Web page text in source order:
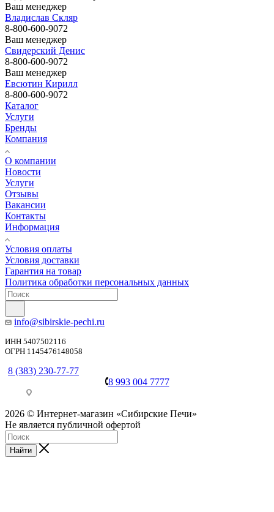
Ваш менеджер
Владислав Скляр
8-800-600-9072
Ваш менеджер
Свидерский Денис
8-800-600-9072
Ваш менеджер
Евсютин Кирилл
8-800-600-9072
Каталог
Услуги
Бренды
Компания
О компании
Новости
Услуги
Отзывы
Вакансии
Контакты
Информация
Условия оплаты
Условия доставки
Гарантия на товар
Политика обработки персональных данных
info@sibirskie-pechi.ru
ИНН 5407502116
ОГРН 1145476148058
8 (383) 230-77-77
8 993 004 7777
2026 © Интернет-магазин «Сибирские Печи»
Не является публичной офертой
Найти